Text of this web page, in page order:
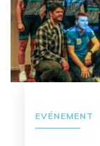
EVÉNEMENT